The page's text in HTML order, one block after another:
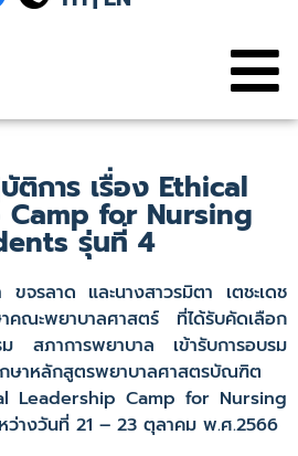
ติการ เรื่อง Ethical
for Nursing
รุ่นที่ 4
าด และนางสาวรมิตา เตชะเดช
คณะพยาบาลศาสตร์ ที่ได้รับคัดเลือก
สภาการพยาบาล เข้ารับการอบรม
ษาหลักสูตรพยาบาลศาสตรบัณฑิต
Leadership Camp for Nursing
ว่างวันที่ 21 – 23 ตุลาคม พ.ศ.2566